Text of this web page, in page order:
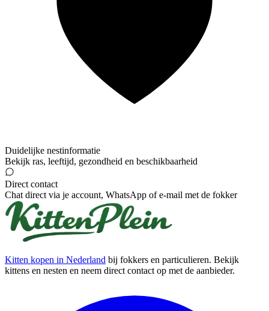
Duidelijke nestinformatie
Bekijk ras, leeftijd, gezondheid en beschikbaarheid
Direct contact
Chat direct via je account, WhatsApp of e-mail met de fokker
Kitten kopen in Nederland bij fokkers en particulieren. Bekijk
kittens en nesten en neem direct contact op met de aanbieder.